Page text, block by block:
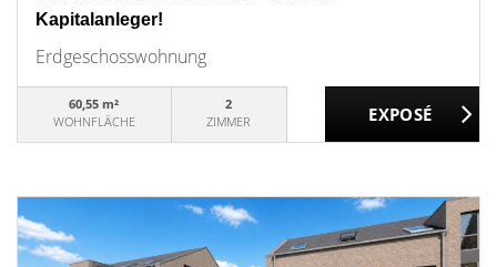
Kapitalanleger!
Erdgeschosswohnung
60,55 m²
WOHNFLÄCHE
2
ZIMMER